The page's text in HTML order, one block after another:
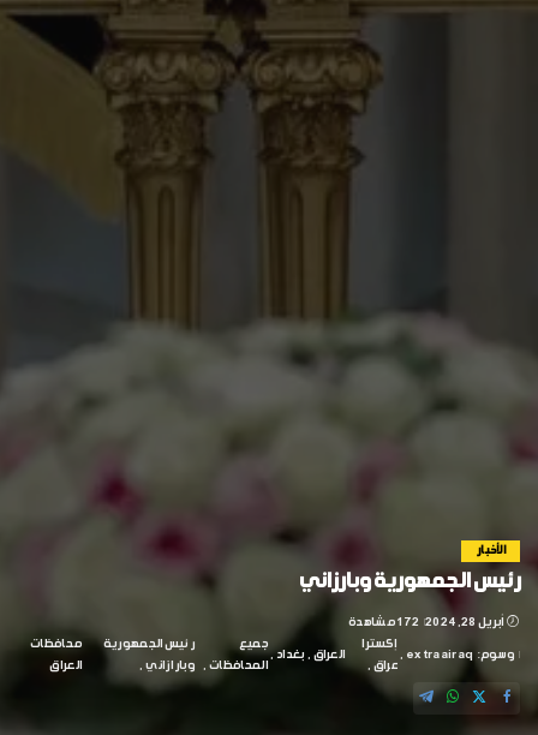
الأخبار
رئيس الجمهورية وبارزاني
أبريل 28, 2024 172 مشاهدة
وسوم: extraairaq
إكسترا
عراق
العراق بغداد
جميع
المحافظات
رئيس الجمهورية
وبارازاني
محافظات
العراق